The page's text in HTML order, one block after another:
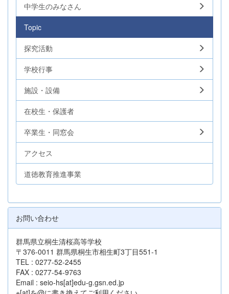
中学生のみなさん
Topic
探究活動
学校行事
施設・設備
在校生・保護者
卒業生・同窓会
アクセス
道徳教育推進事業
お問い合わせ
群馬県立桐生清桜高等学校
〒376-0011 群馬県桐生市相生町3丁目551-1
TEL : 0277-52-2455
FAX : 0277-54-9763
Email : seio-hs[at]edu-g.gsn.ed.jp